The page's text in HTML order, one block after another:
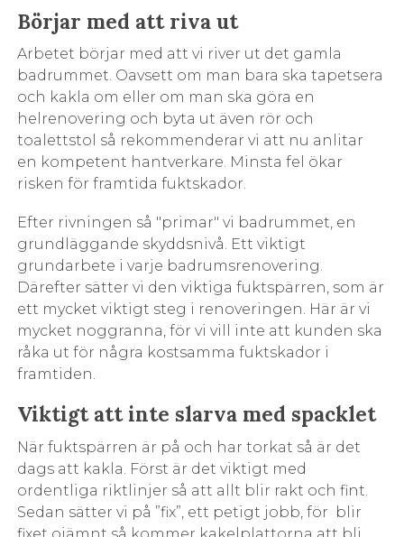
Börjar med att riva ut
Arbetet börjar med att vi river ut det gamla
badrummet. Oavsett om man bara ska tapetsera
och kakla om eller om man ska göra en
helrenovering och byta ut även rör och
toalettstol så rekommenderar vi att nu anlitar
en kompetent hantverkare. Minsta fel ökar
risken för framtida fuktskador.
Efter rivningen så "primar" vi badrummet, en
grundläggande skyddsnivå. Ett viktigt
grundarbete i varje badrumsrenovering.
Därefter sätter vi den viktiga fuktspärren, som är
ett mycket viktigt steg i renoveringen. Här är vi
mycket noggranna, för vi vill inte att kunden ska
råka ut för några kostsamma fuktskador i
framtiden.
Viktigt att inte slarva med spacklet
När fuktspärren är på och har torkat så är det
dags att kakla. Först är det viktigt med
ordentliga riktlinjer så att allt blir rakt och fint.
Sedan sätter vi på ”fix”, ett petigt jobb, för blir
fixet ojämnt så kommer kakelplattorna att bli